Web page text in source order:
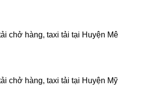
chở hàng, taxi tải tại Huyện Mê
chở hàng, taxi tải tại Huyện Mỹ